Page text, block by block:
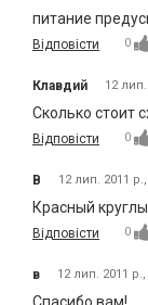
питание
Відповісти 0
Клавдий 12
Сколько стоит
Відповісти 0
В 12 лип. 2011 р.,
Красный
Відповісти 0
в 12 лип. 2011 р.,
Спасибо вам!